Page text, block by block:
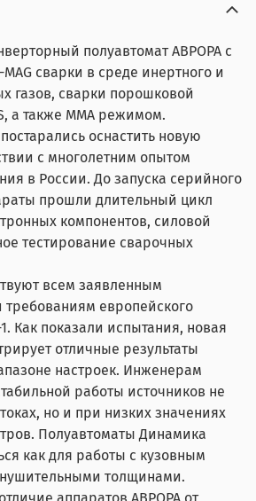
полуавтомат АВРОРА с
сварки в среде инертного и
газов, сварки порошковой
а также ММА режимом.
оснастить новую
с многолетним опытом
в России. До запуска серийного
прошли длительный цикл
компонентов, силовой
тестирование сварочных
всем заявленным
требованиям европейского
1. Как показали испытания, новая
отличные результаты
настроек. Инженерам
работы источников не
но и при низких значениях
Полуавтоматы Динамика
как для работы с кузовным
толщинами.